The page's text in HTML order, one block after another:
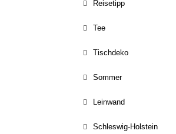
Reisetipp
Tee
Tischdeko
Sommer
Leinwand
Schleswig-Holstein